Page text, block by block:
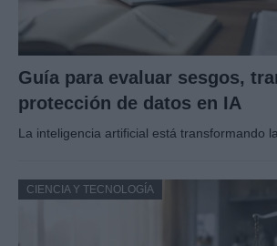
Guía para evaluar sesgos,
protección de datos en IA
La inteligencia artificial está transformando
CIENCIA Y TECNOLOGÍA